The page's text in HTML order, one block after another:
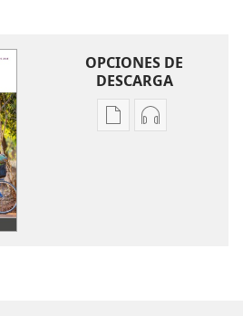
OPCIONES DE
DESCARGA
OpcionesOpciones